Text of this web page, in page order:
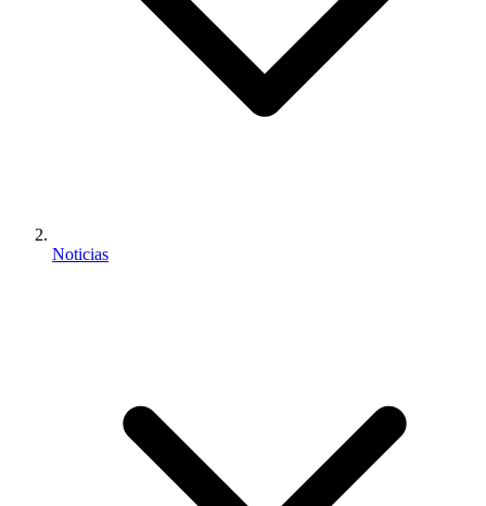
Noticias